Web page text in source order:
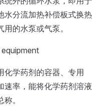
水分流加热补偿板式换热
的水泵或气泵。
化学药剂的容器、专用
速率，能将化学药剂溶液
。